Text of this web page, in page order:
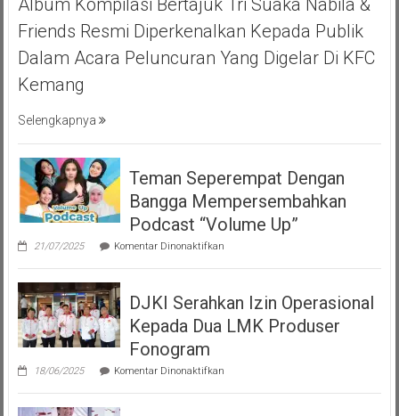
Album Kompilasi Bertajuk Tri Suaka Nabila &
Friends Resmi Diperkenalkan Kepada Publik
Dalam Acara Peluncuran Yang Digelar Di KFC
Kemang
Selengkapnya
Teman Seperempat Dengan
Bangga Mempersembahkan
Podcast “Volume Up”
21/07/2025 Komentar Dinonaktifkanpada
Seperempat
Bangga
Mempersembahkan
Podcast
DJKI Serahkan Izin Operasional
Kepada Dua LMK Produser
Fonogram
18/06/2025 Komentar Dinonaktifkanpada
Serahkan